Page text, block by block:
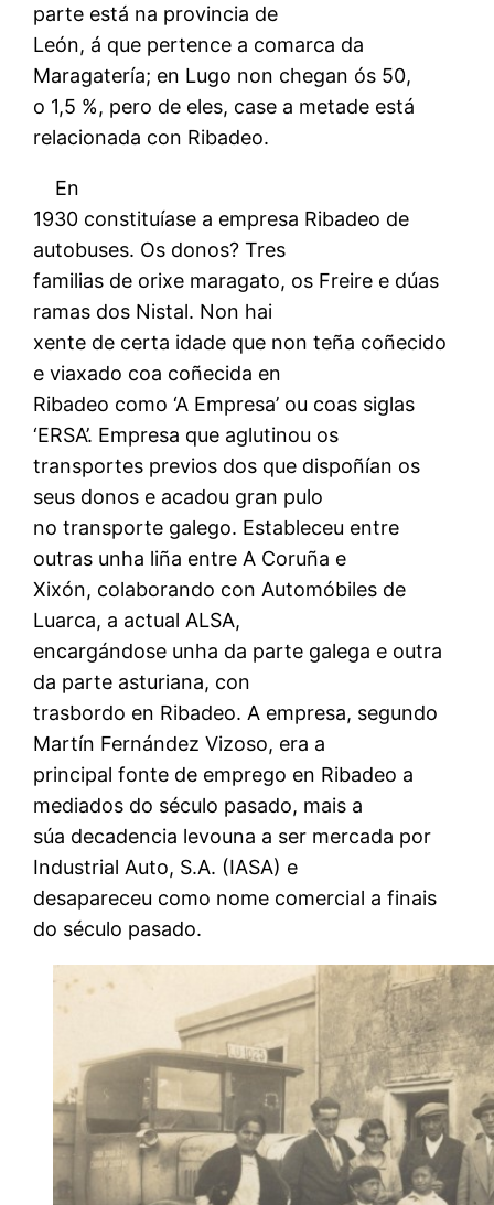
parte está na provincia de
León, á que pertence a comarca da
Maragatería; en Lugo non chegan ós 50,
o 1,5 %, pero de eles, case a metade está
relacionada con Ribadeo.
En
1930 constituíase a empresa Ribadeo de
autobuses. Os donos? Tres
familias de orixe maragato, os Freire e dúas
ramas dos Nistal. Non hai
xente de certa idade que non teña coñecido
e viaxado coa coñecida en
Ribadeo como ‘A Empresa’ ou coas siglas
‘ERSA’. Empresa que aglutinou os
transportes previos dos que dispoñían os
seus donos e acadou gran pulo
no transporte galego. Estableceu entre
outras unha liña entre A Coruña e
Xixón, colaborando con Automóbiles de
Luarca, a actual ALSA,
encargándose unha da parte galega e outra
da parte asturiana, con
trasbordo en Ribadeo. A empresa, segundo
Martín Fernández Vizoso, era a
principal fonte de emprego en Ribadeo a
mediados do século pasado, mais a
súa decadencia levouna a ser mercada por
Industrial Auto, S.A. (IASA) e
desapareceu como nome comercial a finais
do século pasado.